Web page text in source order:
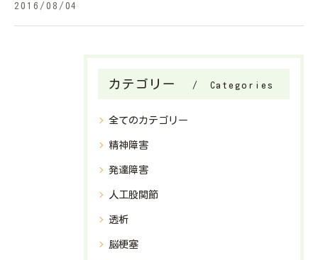
2016/08/04
カテゴリー Categories
全てのカテゴリー
精神障害
発達障害
人工股関節
透析
脳梗塞